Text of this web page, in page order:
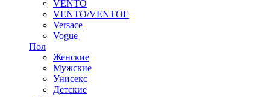
VENTO
VENTO/VENTOE
Versace
Vogue
Пол
Женские
Мужские
Унисекс
Детские